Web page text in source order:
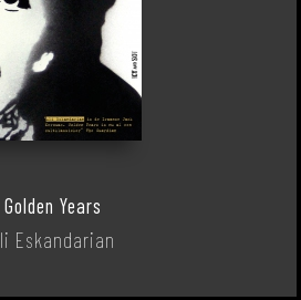
Golden Years
Eskandarian